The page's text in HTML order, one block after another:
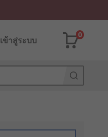
เข้าสู่ระบบ
0